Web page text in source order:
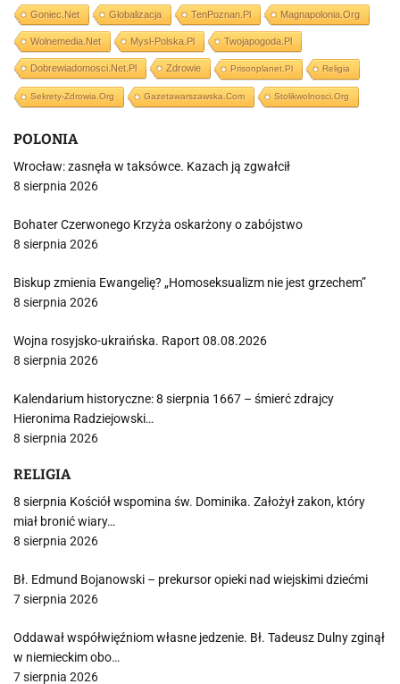
Goniec.net Globalizacja TenPoznan.pl Magnapolonia.org
Wolnemedia.net Mysl-Polska.pl Twojapogoda.pl
Dobrewiadomosci.net.pl Zdrowie Prisonplanet.pl Religia
Sekrety-Zdrowia.org Gazetawarszawska.com Stolikwolnosci.org
POLONIA
Wrocław: zasnęła w taksówce. Kazach ją zgwałcił
8 sierpnia 2026
Bohater Czerwonego Krzyża oskarżony o zabójstwo
8 sierpnia 2026
Biskup zmienia Ewangelię? „Homoseksualizm nie jest grzechem”
8 sierpnia 2026
Wojna rosyjsko-ukraińska. Raport 08.08.2026
8 sierpnia 2026
Kalendarium historyczne: 8 sierpnia 1667 – śmierć zdrajcy
Hieronima Radziejowski…
8 sierpnia 2026
RELIGIA
8 sierpnia Kościół wspomina św. Dominika. Założył zakon, który
miał bronić wiary…
8 sierpnia 2026
Bł. Edmund Bojanowski – prekursor opieki nad wiejskimi dziećmi
7 sierpnia 2026
Oddawał współwięźniom własne jedzenie. Bł. Tadeusz Dulny zginął
w niemieckim obo…
7 sierpnia 2026